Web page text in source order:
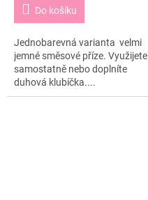
Do košíku
Jednobarevná varianta velmi
jemné směsové příze. Využijete
samostatně nebo doplníte
duhová klubíčka....